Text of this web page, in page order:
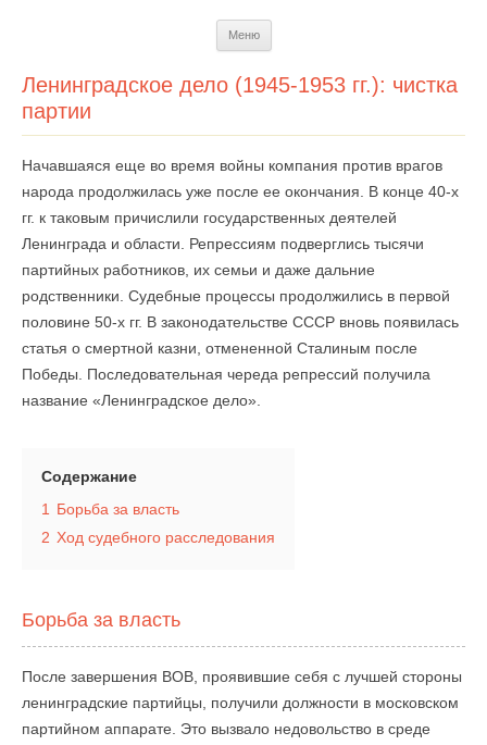
Меню
Ленинградское дело (1945-1953 гг.): чистка
партии
Начавшаяся еще во время войны компания против врагов
народа продолжилась уже после ее окончания. В конце 40-х
гг. к таковым причислили государственных деятелей
Ленинграда и области. Репрессиям подверглись тысячи
партийных работников, их семьи и даже дальние
родственники. Судебные процессы продолжились в первой
половине 50-х гг. В законодательстве СССР вновь появилась
статья о смертной казни, отмененной Сталиным после
Победы. Последовательная череда репрессий получила
название «Ленинградское дело».
Содержание
1
Борьба за власть
2 Ход судебного расследования
Борьба за власть
После завершения ВОВ, проявившие себя с лучшей стороны
ленинградские партийцы, получили должности в московском
партийном аппарате. Это вызвало недовольство в среде